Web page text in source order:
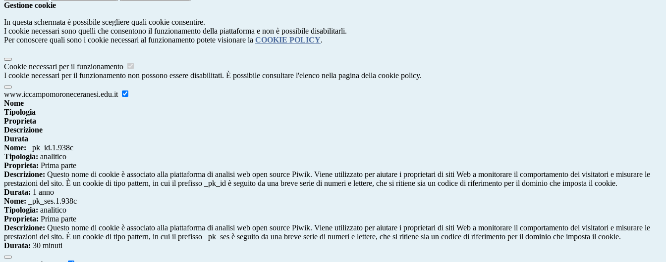
Gestione cookie
In questa schermata è possibile scegliere quali cookie consentire.
I cookie necessari sono quelli che consentono il funzionamento della piattaforma e non è possibile disabilitarli.
Per conoscere quali sono i cookie necessari al funzionamento potete visionare la COOKIE POLICY.
Cookie necessari per il funzionamento
I cookie necessari per il funzionamento non possono essere disabilitati. È possibile consultare l'elenco nella pagina della cookie policy.
www.iccampomoroneceranesi.edu.it
Nome
Tipologia
Proprieta
Descrizione
Durata
Nome: _pk_id.1.938c
Tipologia: analitico
Proprieta: Prima parte
Descrizione: Questo nome di cookie è associato alla piattaforma di analisi web open source Piwik. Viene utilizzato per aiutare i proprietari di siti Web a monitorare il comportamento dei visitatori e misurare le
prestazioni del sito. È un cookie di tipo pattern, in cui il prefisso _pk_id è seguito da una breve serie di numeri e lettere, che si ritiene sia un codice di riferimento per il dominio che imposta il cookie.
Durata: 1 anno
Nome: _pk_ses.1.938c
Tipologia: analitico
Proprieta: Prima parte
Descrizione: Questo nome di cookie è associato alla piattaforma di analisi web open source Piwik. Viene utilizzato per aiutare i proprietari di siti Web a monitorare il comportamento dei visitatori e misurare le
prestazioni del sito. È un cookie di tipo pattern, in cui il prefisso _pk_ses è seguito da una breve serie di numeri e lettere, che si ritiene sia un codice di riferimento per il dominio che imposta il cookie.
Durata: 30 minuti